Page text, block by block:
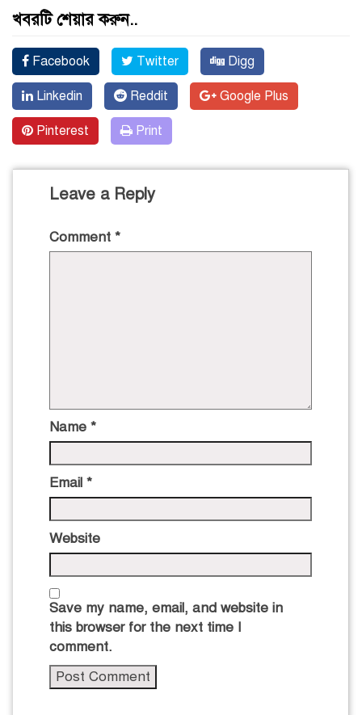
খবরটি শেয়ার করুন..
Facebook Twitter Digg
Linkedin Reddit Google Plus
Pinterest Print
Leave a Reply
Comment *
Name *
Email *
Website
Save my name, email, and website in
this browser for the next time I
comment.